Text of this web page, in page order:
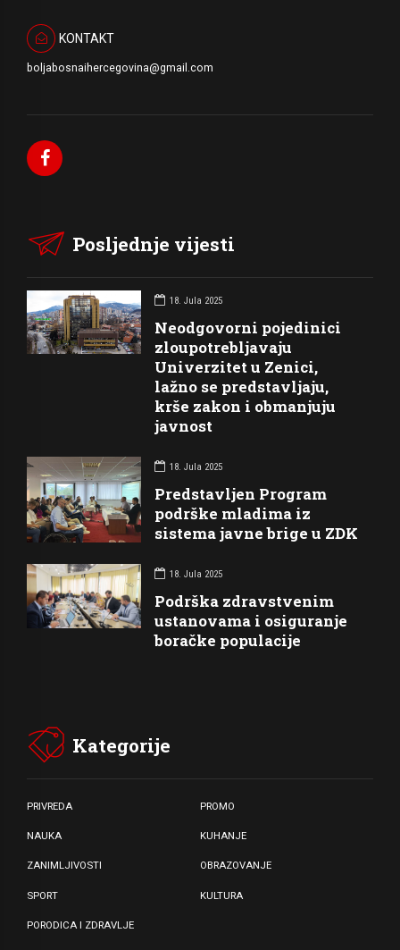
KONTAKT
boljabosnaihercegovina@gmail.com
Posljednje vijesti
18. Jula 2025
Neodgovorni pojedinici
zloupotrebljavaju
Univerzitet u Zenici,
lažno se predstavljaju,
krše zakon i obmanjuju
javnost
18. Jula 2025
Predstavljen Program
podrške mladima iz
sistema javne brige u ZDK
18. Jula 2025
Podrška zdravstvenim
ustanovama i osiguranje
boračke populacije
Kategorije
PRIVREDA PROMO
NAUKA KUHANJE
ZANIMLJIVOSTI OBRAZOVANJE
SPORT KULTURA
PORODICA I ZDRAVLJE